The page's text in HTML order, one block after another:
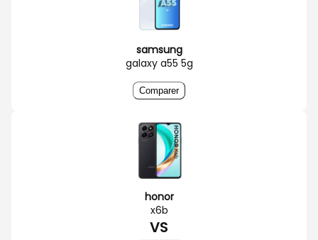
samsung
galaxy a55 5g
Comparer
honor
x6b
VS